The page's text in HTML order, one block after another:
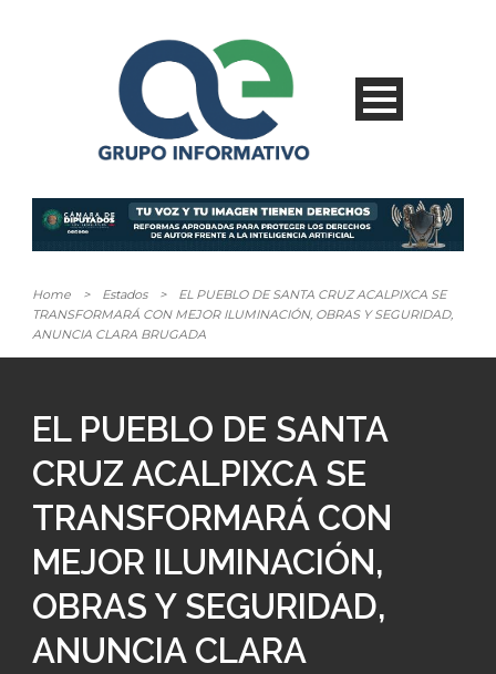
Home > Estados >
EL PUEBLO DE SANTA CRUZ ACALPIXCA SE
TRANSFORMARÁ CON MEJOR ILUMINACIÓN, OBRAS Y SEGURIDAD,
ANUNCIA CLARA BRUGADA
EL PUEBLO DE SANTA
CRUZ ACALPIXCA SE
TRANSFORMARÁ CON
MEJOR ILUMINACIÓN,
OBRAS Y SEGURIDAD,
ANUNCIA CLARA